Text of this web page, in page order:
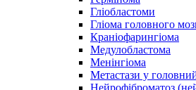
Гліобластоми
Гліома головного
Краніофарингіома
Медулобластома
Менінгіома
Метастази у
Нейрофіброматоз